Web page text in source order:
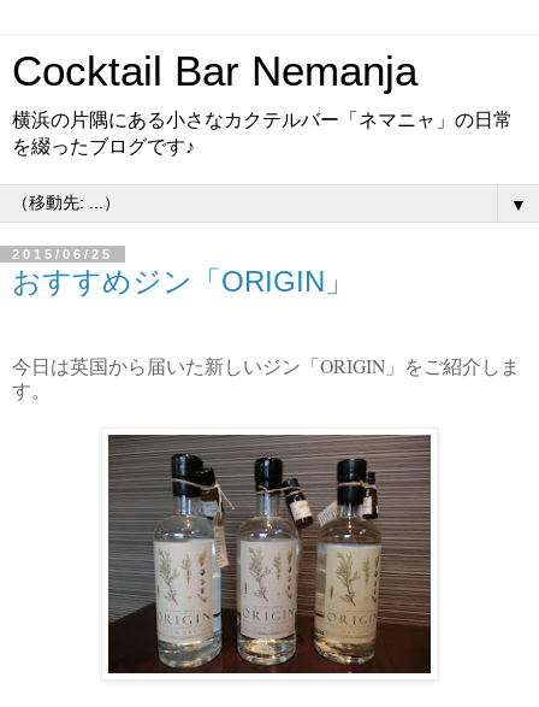
Cocktail Bar Nemanja
横浜の片隅にある小さなカクテルバー「ネマニャ」の日常
を綴ったブログです♪
▼
2015/06/25
おすすめジン「ORIGIN」
今日は英国から届いた新しいジン「 ORIGIN 」をご紹介しま
す。